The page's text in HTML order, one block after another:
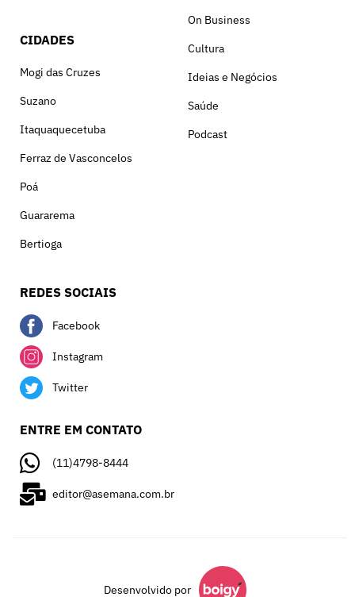
CIDADES
Mogi das Cruzes
Suzano
Itaquaquecetuba
Ferraz de Vasconcelos
Poá
Guararema
Bertioga
On Business
Cultura
Ideias e Negócios
Saúde
Podcast
REDES SOCIAIS
Facebook
Instagram
Twitter
ENTRE EM CONTATO
(11)4798-8444
editor@asemana.com.br
Desenvolvido por